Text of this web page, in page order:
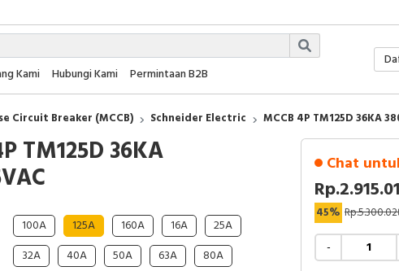
Kami Hubungi Kami Permintaan B2B
Circuit Breaker (MCCB) Schneider Electric MCCB 4P TM125D 36KA
TM125D 36KA
100A 125A 160A 16A
25A
32A
40A 50A 63A
80A
Chat
45%
-